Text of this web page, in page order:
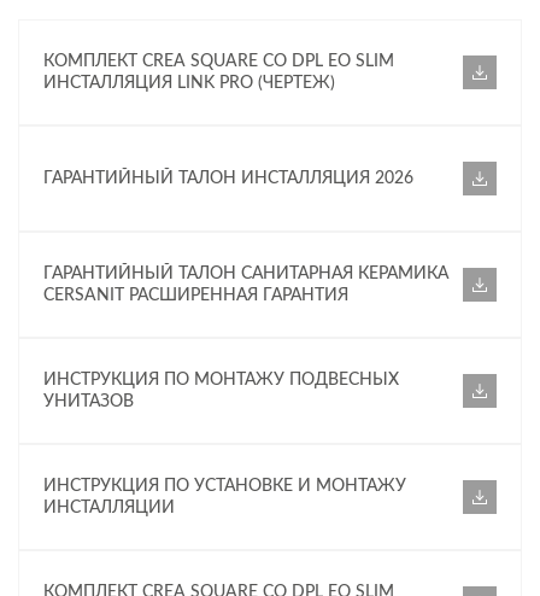
КОМПЛЕКТ CREA SQUARE CO DPL EO SLIM
ИНСТАЛЛЯЦИЯ LINK PRO (ЧЕРТЕЖ)
ГАРАНТИЙНЫЙ ТАЛОН ИНСТАЛЛЯЦИЯ 2026
ГАРАНТИЙНЫЙ ТАЛОН САНИТАРНАЯ КЕРАМИКА
CERSANIT РАСШИРЕННАЯ ГАРАНТИЯ
ИНСТРУКЦИЯ ПО МОНТАЖУ ПОДВЕСНЫХ
УНИТАЗОВ
ИНСТРУКЦИЯ ПО УСТАНОВКЕ И МОНТАЖУ
ИНСТАЛЛЯЦИИ